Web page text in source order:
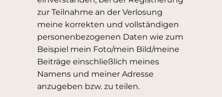
zur Teilnahme an der Verlosung
meine korrekten und vollständigen
personenbezogenen Daten wie zum
Beispiel mein Foto/mein Bild/meine
Beiträge einschließlich meines
Namens und meiner Adresse
anzugeben bzw. zu teilen.